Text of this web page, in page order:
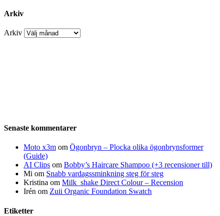
Arkiv
Arkiv
Senaste kommentarer
Moto x3m om Ögonbryn – Plocka olika ögonbrynsformer
(Guide)
AI Clips om Bobby’s Haircare Shampoo (+3 recensioner till)
Mi om Snabb vardagssminkning steg för steg
Kristina om Milk_shake Direct Colour – Recension
Irén om Zuii Organic Foundation Swatch
Etiketter